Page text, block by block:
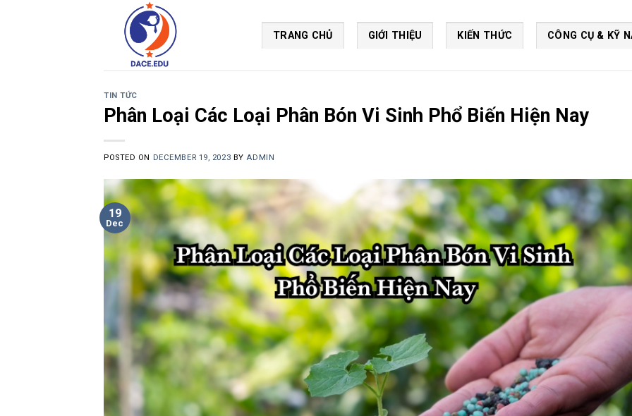
TRANG CHỦ GIỚI THIỆU KIẾN THỨC CÔNG CỤ & KỸ
TIN TỨC
Phân Loại Các Loại Phân Bón Vi Sinh Phổ Biến Hiện Nay
POSTED ON DECEMBER 19, 2023 BY ADMIN
19
Dec